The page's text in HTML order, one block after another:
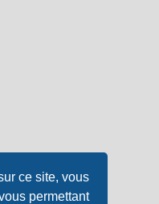
ce site, vous
permettant